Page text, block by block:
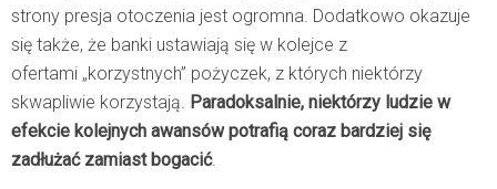
strony presja otoczenia jest ogromna. Dodatkowo okazuje
się także, że banki ustawiają się w kolejce z
ofertami „korzystnych” pożyczek, z których niektórzy
skwapliwie korzystają. Paradoksalnie, niektórzy ludzie w
efekcie kolejnych awansów potrafią coraz bardziej się
zadłużać zamiast bogacić.